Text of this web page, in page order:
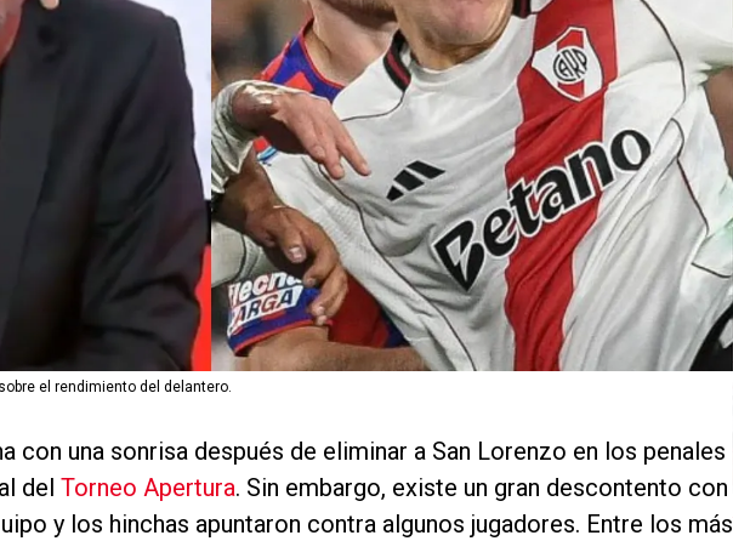
el rendimiento del delantero.
con una sonrisa después de eliminar a San Lorenzo en los penales
del Torneo Apertura. Sin embargo, existe un gran descontento con
y los hinchas apuntaron contra algunos jugadores. Entre los más